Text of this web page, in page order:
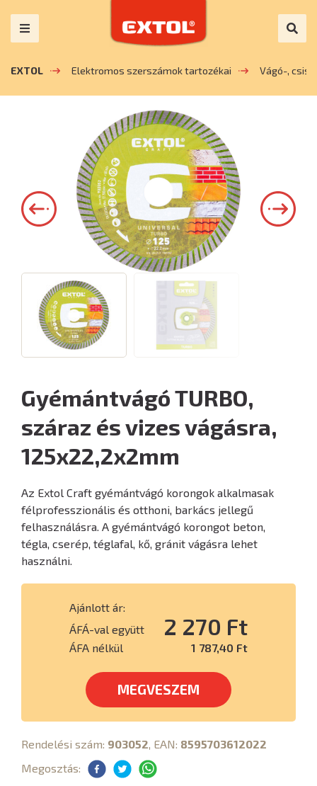
EXTOL Elektromos szerszámok tartozékai Vágó-,
Gyémántvágó TURBO,
száraz és vizes vágásra,
125x22,2x2mm
Az Extol Craft gyémántvágó korongok alkalmasak
félprofesszionális és otthoni, barkács jellegű
felhasználásra. A gyémántvágó korongot beton,
tégla, cserép, téglafal, kő, gránit vágásra lehet
használni.
Ajánlott ár:
ÁFÁ-val együtt
2 270 Ft
ÁFA nélkül 1 787,40 Ft
MEGVESZEM
Rendelési szám: 903052, EAN: 8595703612022
Megosztás: